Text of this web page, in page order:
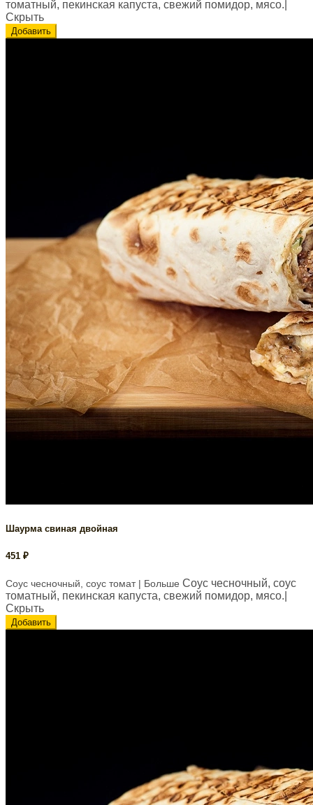
томатный, пекинская капуста, свежий помидор, мясо.
Скрыть
Добавить
Шаурма свиная двойная
451 ₽
Соус чесночный, соус томат| Больше Соус чесночный, соус
томатный, пекинская капуста, свежий помидор, мясо.
Скрыть
Добавить